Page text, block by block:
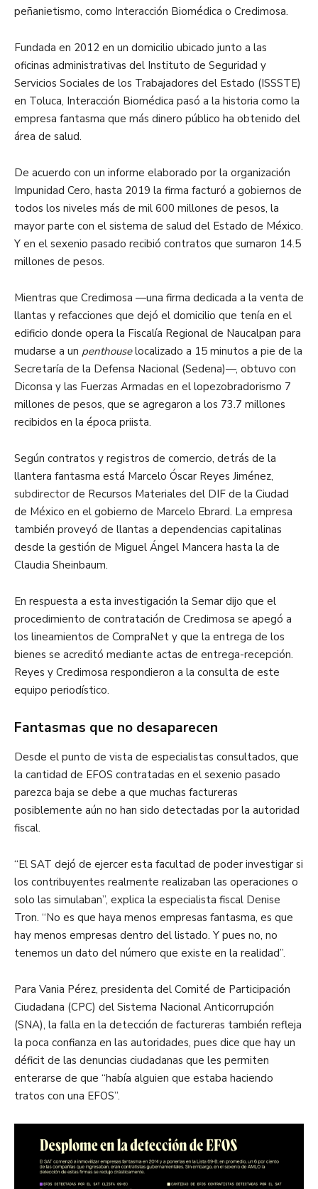
peñanietismo, como Interacción Biomédica o Credimosa.
Fundada en 2012 en un domicilio ubicado junto a las
oficinas administrativas del Instituto de Seguridad y
Servicios Sociales de los Trabajadores del Estado (ISSSTE)
en Toluca, Interacción Biomédica pasó a la historia como la
empresa fantasma que más dinero público ha obtenido del
área de salud.
De acuerdo con un informe elaborado por la organización
Impunidad Cero, hasta 2019 la firma facturó a gobiernos de
todos los niveles más de mil 600 millones de pesos, la
mayor parte con el sistema de salud del Estado de México.
Y en el sexenio pasado recibió contratos que sumaron 14.5
millones de pesos.
Mientras que Credimosa —una firma dedicada a la venta de
llantas y refacciones que dejó el domicilio que tenía en el
edificio donde opera la Fiscalía Regional de Naucalpan para
mudarse a un penthouselocalizado a 15 minutos a pie de la
Secretaría de la Defensa Nacional (Sedena)—, obtuvo con
Diconsa y las Fuerzas Armadas en el lopezobradorismo 7
millones de pesos, que se agregaron a los 73.7 millones
recibidos en la época priista.
Según contratos y registros de comercio, detrás de la
llantera fantasma está Marcelo Óscar Reyes Jiménez,
subdirector de Recursos Materiales del DIF de la Ciudad
de México en el gobierno de Marcelo Ebrard. La empresa
también proveyó de llantas a dependencias capitalinas
desde la gestión de Miguel Ángel Mancera hasta la de
Claudia Sheinbaum.
En respuesta a esta investigación la Semar dijo que el
procedimiento de contratación de Credimosa se apegó a
los lineamientos de CompraNet y que la entrega de los
bienes se acreditó mediante actas de entrega-recepción.
Reyes y Credimosa respondieron a la consulta de este
equipo periodístico.
Fantasmas que no desaparecen
Desde el punto de vista de especialistas consultados, que
la cantidad de EFOS contratadas en el sexenio pasado
parezca baja se debe a que muchas factureras
posiblemente aún no han sido detectadas por la autoridad
fiscal.
“El SAT dejó de ejercer esta facultad de poder investigar si
los contribuyentes realmente realizaban las operaciones o
solo las simulaban”, explica la especialista fiscal Denise
Tron. “No es que haya menos empresas fantasma, es que
hay menos empresas dentro del listado. Y pues no, no
tenemos un dato del número que existe en la realidad”.
Para Vania Pérez, presidenta del Comité de Participación
Ciudadana (CPC) del Sistema Nacional Anticorrupción
(SNA), la falla en la detección de factureras también refleja
la poca confianza en las autoridades, pues dice que hay un
déficit de las denuncias ciudadanas que les permiten
enterarse de que “había alguien que estaba haciendo
tratos con una EFOS”.